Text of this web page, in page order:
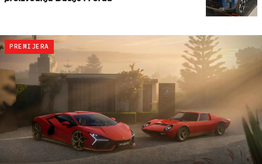
PREMIJERA